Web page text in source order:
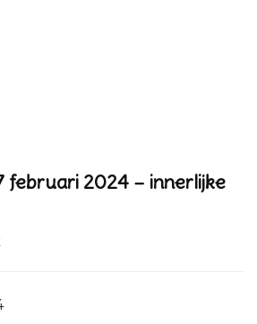
2024 – innerlijke
februari